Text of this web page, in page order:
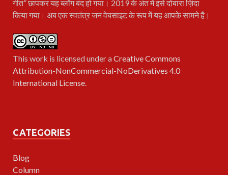
गीत” छापकर यह ब्लॉग बंद हो गया। 2019 के अंत में इसे दोबारा ज़िंदा
किया गया। अब एक स्वतंत्र जन वेबसाइट के रूप में यह आपके सामने है।
This work is licensed under aCreative Commons
Attribution-NonCommercial-NoDerivatives 4.0
International License.
CATEGORIES
Blog
Column